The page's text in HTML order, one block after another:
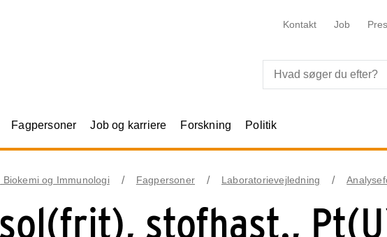
Kontakt Job
Fagpersoner Job og karriere Forskning Politik
Biokemi og Immunologi Fagpersoner Laboratorievejledning
stofhast.,